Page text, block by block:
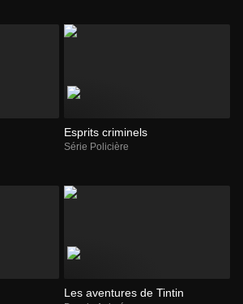
Esprits criminels
Série Policière
Les aventures de Tintin